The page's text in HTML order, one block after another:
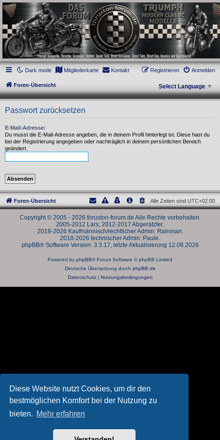
Diese Website nutzt Cookies, um dir den
bestmöglichen Komfort bei der Nutzung zu
bieten. Mehr erfahren
thruxton-forum.de
DAS FORUM! Alles rund um die Triumph Modern Classic Modelle. Das Forum für
die New Bonneville Baureihen ab BJ 2001. Triumph Bonneville, Thruxton,
Scrambler, Bobber, Speed Twin, Street Scrambler, Street Twin, Street Cup, America
und Speedmaster.
Dark mode
Mitgliederkarte Kontakt Anmelden
Registrieren
Foren-Übersicht Select Language ▼
Passwort zurücksetzen
E-Mail-Adresse:
Du musst die E-Mail-Adresse angeben, die in deinem Profil hinterlegt ist. Diese hast du
bei der Registrierung angegeben oder nachträglich in deinem persönlichen Bereich
geändert.
Foren-Übersicht Alle Zeiten sind UTC+02:00
Copyright © 2005 - 2026 thruxton-forum.de Alle Rechte vorbehalten.
2005-2012 Lars; 2012-2017 Abgeratzter.
2018-2026 Kaufmännisch/rechtlicher Admin: Rainman.
2018-2026 technischer Admin: Paule.
phpBB® Software Version: 3.3.17, letzte Aktualisierung 12.06.2026
Powered by phpBB® Forum Software © phpBB Limited
Deutsche Übersetzung durch phpBB.de
Datenschutz| Nutzungsbedingungen